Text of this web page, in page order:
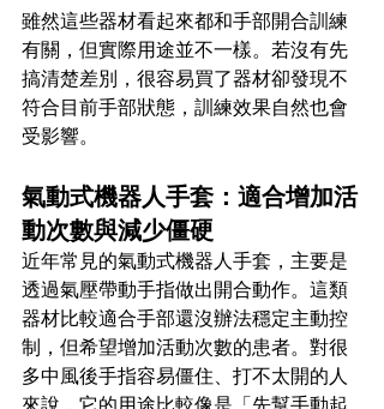
雖然這些器材看起來都和手部開合訓練
有關，但實際用途並不一樣。若沒有先
搞清楚差別，很容易買了器材卻發現不
符合目前手部狀態，訓練效果自然也會
受影響。
氣動式機器人手套：適合增加活
動次數與減少僵硬
近年常見的氣動式機器人手套，主要是
透過氣壓帶動手指做出開合動作。這類
器材比較適合手部還沒辦法穩定主動控
制，但希望增加活動次數的患者。對很
多中風後手指容易僵住、打不太開的人